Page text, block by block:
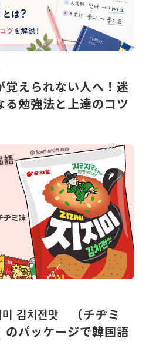
えられない人へ！迷
勉強法と上達のコツ
미 김치전맛 （チヂミ
のパッケージで韓国語